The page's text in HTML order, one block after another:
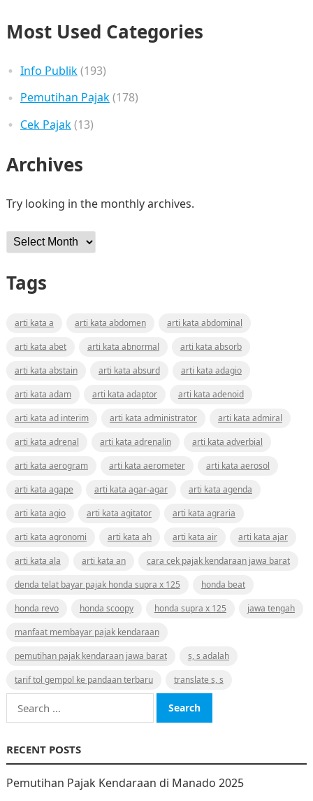
Most Used Categories
Info Publik(193)
Pemutihan Pajak(178)
Cek Pajak(13)
Archives
Try looking in the monthly archives.
Archives
Tags
arti kata a arti kata abdomen
arti kata abdominal
arti kata abet
arti kata abnormal
arti kata absorb
arti kata abstain
arti kata absurd
arti kata adagio
arti kata adam
arti kata adaptor
arti kata adenoid
arti kata ad interim
arti kata administrator
arti kata admiral
arti kata adrenal
arti kata adrenalin
arti kata adverbial
arti kata aerogram
arti kata aerometer
arti kata aerosol
arti kata agape
arti kata agar-agar
arti kata agenda
arti kata agio
arti kata agitator
arti kata agraria
arti kata agronomi
arti kata ah arti kata air
arti kata ajar
arti kata ala
arti kata an
cara cek pajak kendaraan jawa barat
denda telat bayar pajak honda supra x 125
honda beat
honda revo
honda scoopy honda supra x 125
jawa tengah
manfaat membayar pajak kendaraan
pemutihan pajak kendaraan jawa barat
s, s adalah
tarif tol gempol ke pandaan terbaru
translate s, s
Search
for:
RECENT POSTS
Pemutihan Pajak Kendaraan di Manado 2025